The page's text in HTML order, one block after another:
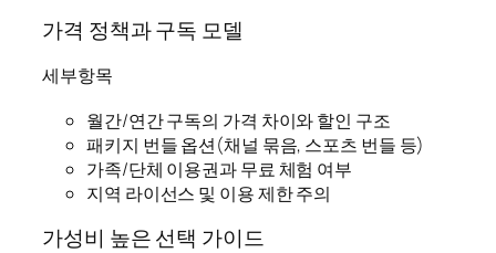
가격 정책과 구독 모델
세부항목
월간/연간 구독의 가격 차이와 할인 구조
패키지 번들 옵션(채널 묶음, 스포츠 번들 등)
가족/단체 이용권과 무료 체험 여부
지역 라이선스 및 이용 제한 주의
가성비 높은 선택 가이드